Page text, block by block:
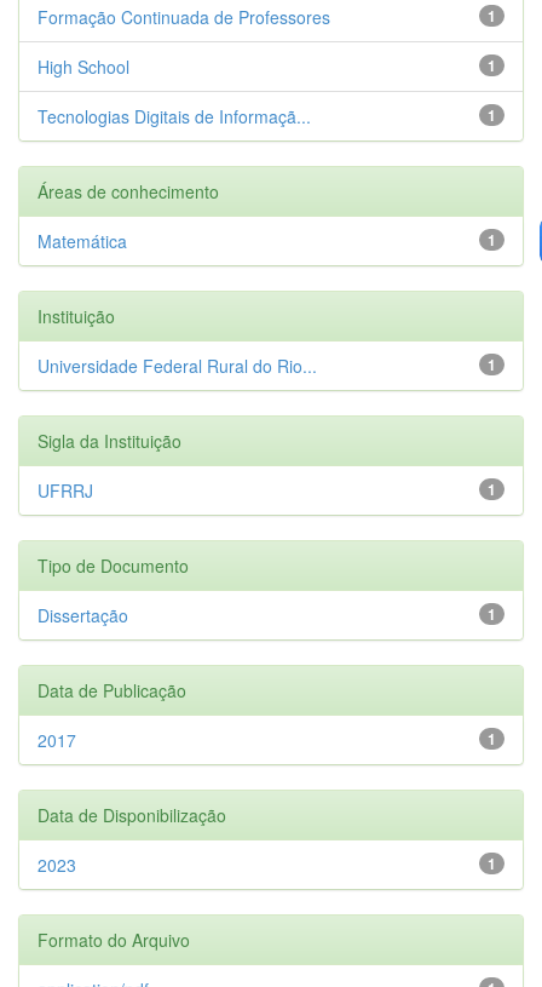
1
Formação Continuada de Professores
1
High School
1
Tecnologias Digitais de Informaçã...
Áreas de conhecimento
1
Matemática
Instituição
1
Universidade Federal Rural do Rio...
Sigla da Instituição
1
UFRRJ
Tipo de Documento
1
Dissertação
Data de Publicação
1
2017
Data de Disponibilização
1
2023
Formato do Arquivo